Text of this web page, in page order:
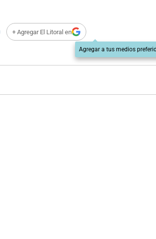
+ Agregar El Litoral en
Agregar a tus medios